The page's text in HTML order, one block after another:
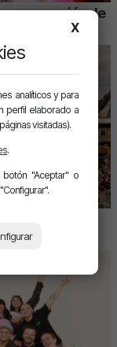
su versión de
festival
X
analíticos y para
perfil elaborado a
visitadas).
.
"Aceptar" o